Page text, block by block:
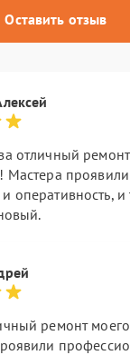
Оставить отзыв
отличный
Мастера проявили
оперативность, и
ремонт